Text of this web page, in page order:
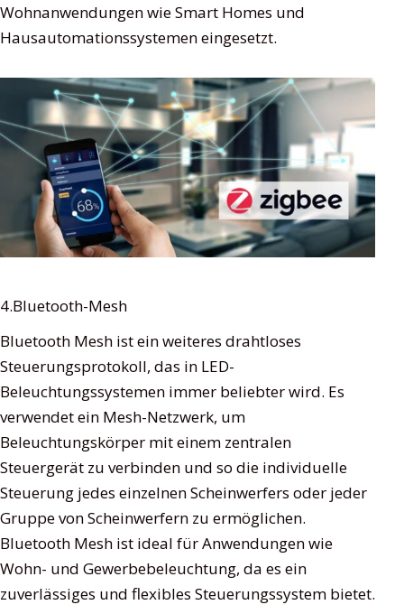
Wohnanwendungen wie Smart Homes und
Hausautomationssystemen eingesetzt.
4.Bluetooth-Mesh
Bluetooth Mesh ist ein weiteres drahtloses
Steuerungsprotokoll, das in LED-
Beleuchtungssystemen immer beliebter wird. Es
verwendet ein Mesh-Netzwerk, um
Beleuchtungskörper mit einem zentralen
Steuergerät zu verbinden und so die individuelle
Steuerung jedes einzelnen Scheinwerfers oder jeder
Gruppe von Scheinwerfern zu ermöglichen.
Bluetooth Mesh ist ideal für Anwendungen wie
Wohn- und Gewerbebeleuchtung, da es ein
zuverlässiges und flexibles Steuerungssystem bietet.